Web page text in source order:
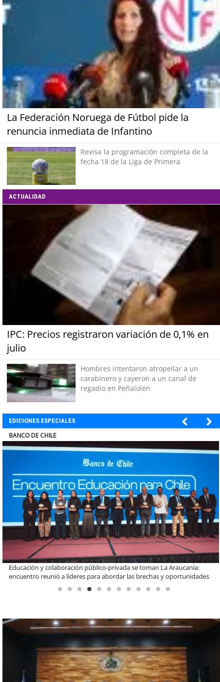
La Federación Noruega de Fútbol pide la
renuncia inmediata de Infantino
Revisa la programación completa de la
fecha 18 de la Liga de Primera
ACTUALIDAD
IPC: Precios registraron variación de 0,1% en
julio
Hombres intentaron atropellar a un
carabinero y cayeron a un canal de
regadío en Peñalolén
EDICIONES ESPECIALES
COLEGIO RÍO LOA
Llaman a interiorizarse de los programas de estudios para postular
informado al SAE